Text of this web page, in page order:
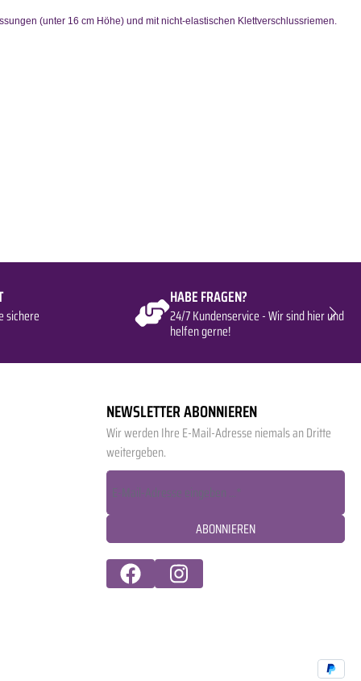
(unter 16 cm Höhe) und mit nicht-elastischen Klettverschlussriemen.
sichere
HABE FRAGEN?
24/7 Kundenservice - Wir sind hier und
helfen gerne!
NEWSLETTER ABONNIEREN
Wir werden Ihre E-Mail-Adresse niemals an Dritte
weitergeben.
ABONNIEREN